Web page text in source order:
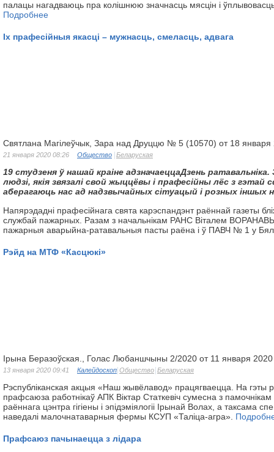
палацы нагадваюць пра колішнюю значнасць мясцін і
Подробнее
Іх прафесійныя якасці – мужнасць, смеласць, адвага
Святлана Магілеўчык, Зара над Друццю № 5 (10570) от 18 января
21 января 2020 08:26 Общество Беларуская
19 студзеня ў нашай краіне адзначаеццаДзень ратавальніка.
людзі, якія звязалі свой жыццёвы і прафесійны лёс з гэтай
аберагаюць нас ад надзвычайных сітуацый і розных іншых
Напярэдадні прафесійнага свята карэспандэнт раённай газеты
службай пажарных. Разам з начальнікам РАНС Віталем
пажарныя аварыйна-ратавальныя пасты раёна і ў ПАВЧ № 1 у
Рэйд на МТФ «Касцюкі»
Ірына Беразоўская., Голас Любаншчыны 2/2020 от 11 января 2020
13 января 2020 09:41 Калейдоскоп Общество Беларуская
Рэспубліканская акцыя «Наш жывёлавод» працягваецца. На гэты
прафсаюза работнікаў АПК Віктар Статкевіч сумесна з памочнікам
раённага цэнтра гігіены і эпідэміялогіі Ірынай Волах, а таксама
наведалі малочнатаварныя фермы КСУП «Таліца-агра».
Прафсаюз пачынаецца з лідара